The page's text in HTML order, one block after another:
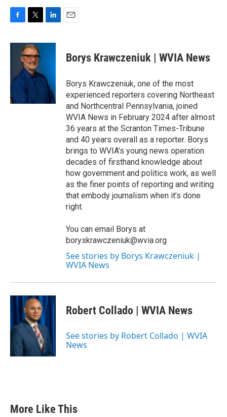
F
c
o
k
T
i
t
t
e
r
L
n
I
n
E
Borys Krawczeniuk | WVIA News
Borys Krawczeniuk, one of the most
experienced reporters covering Northeast
and Northcentral Pennsylvania, joined
WVIA News in February 2024 after almost
36 years at the Scranton Times-Tribune
and 40 years overall as a reporter. Borys
brings to WVIA’s young news operation
decades of firsthand knowledge about
how government and politics work, as well
as the finer points of reporting and writing
that embody journalism when it’s done
right.
You can email Borys at
boryskrawczeniuk@wvia.org
See stories by Borys Krawczeniuk |
WVIA News
Robert Collado | WVIA News
See stories by Robert Collado | WVIA
News
More Like This